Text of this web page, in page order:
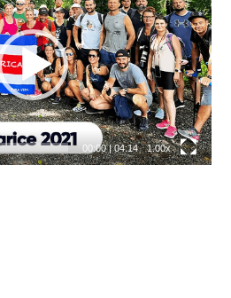
00:00|04:14 1.00x